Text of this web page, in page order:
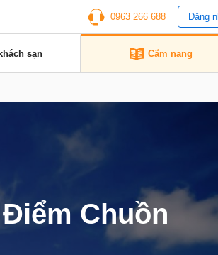
0963 266 688 Đăng
sạn Cẩm nang
Chuồn